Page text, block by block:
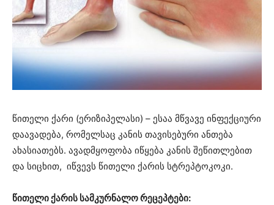
წითელი ქარი (ერიზიპელასი) – ესაა მწვავე ინფექციური
დაავადება, რომელსაც კანის თავისებური ანთება
ახასიათებს. ავადმყოფობა იწყება კანის შეწითლებით
და სიცხით, იწვევს წითელი ქარის სტრეპტოკოკი.
წითელი ქარის სამკურნალო რეცეპტები: